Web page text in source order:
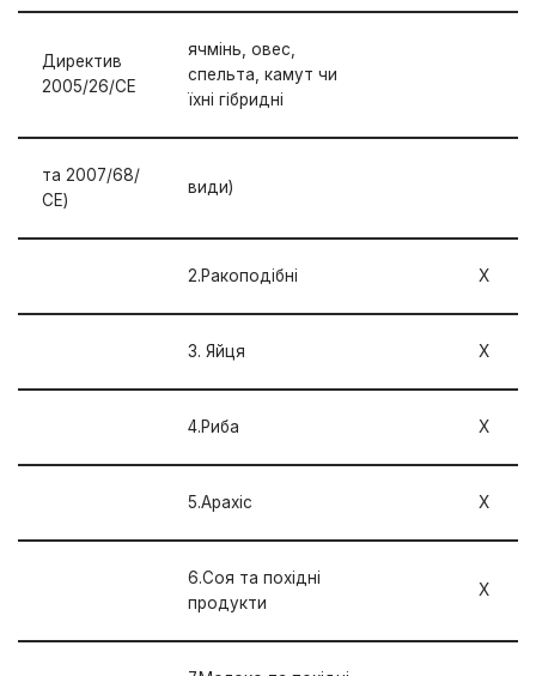
Директив
2005/26/СЕ
ячмінь, овес,
спельта, камут чи
їхні гібридні
та 2007/68/
СЕ)
види)
2.Ракоподібні Х
3. Яйця Х
4.Риба Х
5.Арахіс Х
6.Соя та похідні
продукти
Х